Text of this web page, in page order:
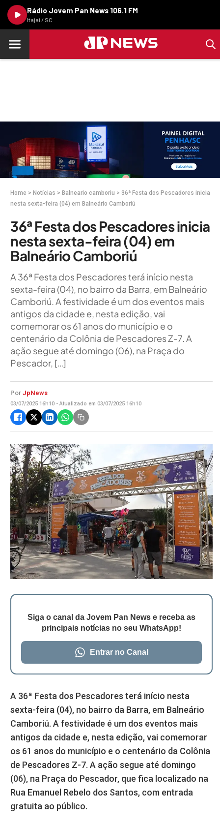
Rádio Jovem Pan News 106.1 FM
Itajaí / SC
Home > Notícias > Balneario camboriu > 36ª Festa dos Pescadores inicia
nesta sexta-feira (04) em Balneário Camboriú
36ª Festa dos Pescadores inicia
nesta sexta-feira (04) em
Balneário Camboriú
A 36ª Festa dos Pescadores terá início nesta
sexta-feira (04), no bairro da Barra, em Balneário
Camboriú. A festividade é um dos eventos mais
antigos da cidade e, nesta edição, vai
comemorar os 61 anos do município e o
centenário da Colônia de Pescadores Z-7. A
ação segue até domingo (06), na Praça do
Pescador, […]
Por JpNews
03/07/2025 16h10 - Atualizado em 03/07/2025 16h10
Siga o canal da Jovem Pan News e receba as
principais notícias no seu WhatsApp!
Entrar no Canal
A 36ª Festa dos Pescadores terá início nesta
sexta-feira (04), no bairro da Barra, em Balneário
Camboriú. A festividade é um dos eventos mais
antigos da cidade e, nesta edição, vai comemorar
os 61 anos do município e o centenário da Colônia
de Pescadores Z-7. A ação segue até domingo
(06), na Praça do Pescador, que fica localizado na
Rua Emanuel Rebelo dos Santos, com entrada
gratuita ao público.